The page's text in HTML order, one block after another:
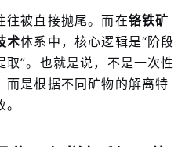
往被直接抛尾。而在铬铁矿
术体系中，核心逻辑是“阶段
”。也就是说，不是一次性
而是根据不同矿物的解离特